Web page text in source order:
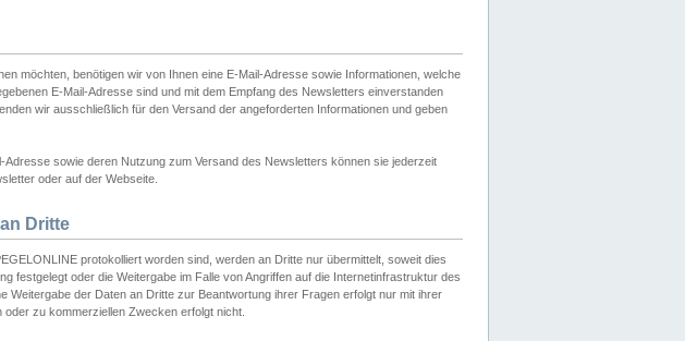
möchten, benötigen wir von Ihnen eine E-Mail-Adresse sowie Informationen, welche
E-Mail-Adresse sind und mit dem Empfang des Newsletters einverstanden
wir ausschließlich für den Versand der angeforderten Informationen und geben
sowie deren Nutzung zum Versand des Newsletters können sie jederzeit
oder auf der Webseite.
Dritte
protokolliert worden sind, werden an Dritte nur übermittelt, soweit dies
festgelegt oder die Weitergabe im Falle von Angriffen auf die Internetinfrastruktur des
Weitergabe der Daten an Dritte zur Beantwortung ihrer Fragen erfolgt nur mit ihrer
zu kommerziellen Zwecken erfolgt nicht.